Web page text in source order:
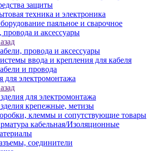
защиты
техника и электроника
паяльное и сварочное
провода и аксессуары
провода и аксессуары
ввода и крепления для кабеля
и провода
для электромонтажа
для электромонтажа
крепежные, метизы
клеммы и сопутствующие товары
кабельная/Изоляционные
соединители